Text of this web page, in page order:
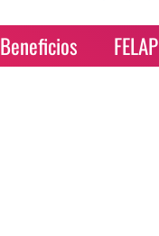
Beneficios FELAP